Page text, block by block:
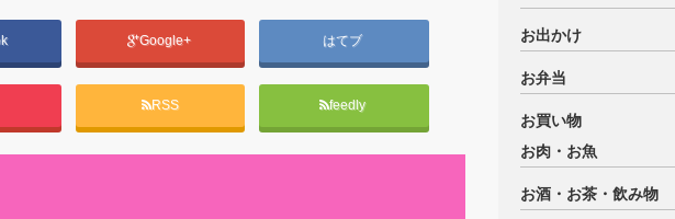
Google+ はてブ
RSS feedly
お出かけ
お弁当
お買い物
お肉・お魚
お酒・お茶・飲み物